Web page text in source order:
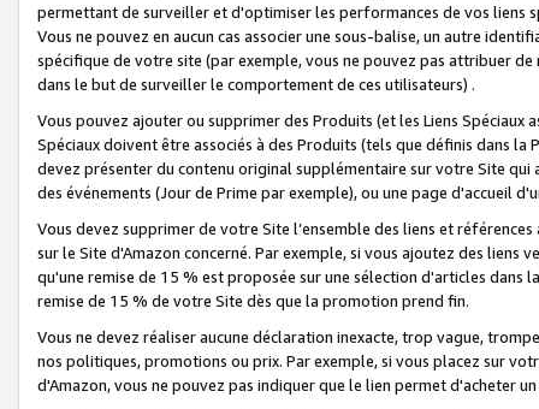
permettant de surveiller et d'optimiser les performances de vos liens
Vous ne pouvez en aucun cas associer une sous-balise, un autre
spécifique de votre site (par exemple, vous ne pouvez pas attribuer
dans le but de surveiller le comportement de ces utilisateurs) .
Vous pouvez ajouter ou supprimer des Produits (et les Liens
Spéciaux doivent être associés à des Produits (tels que définis dans
devez présenter du contenu original supplémentaire sur votre Site qui
des événements (Jour de Prime par exemple), ou une page d'accueil
Vous devez supprimer de votre Site l’ensemble des liens et
sur le Site d'Amazon concerné. Par exemple, si vous ajoutez des
qu'une remise de 15 % est proposée sur une sélection d'articles
remise de 15 % de votre Site dès que la promotion prend fin.
Vous ne devez réaliser aucune déclaration inexacte, trop vague,
nos politiques, promotions ou prix. Par exemple, si vous placez sur
d'Amazon, vous ne pouvez pas indiquer que le lien permet d'acheter